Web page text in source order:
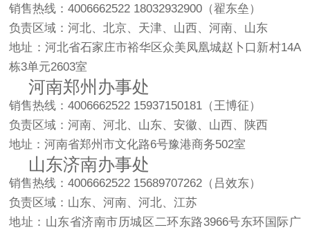
销售热线：4006662522 18032932900（翟东垒）
负责区域：河北、北京、天津、山西、河南、山东
地址：河北省石家庄市裕华区众美凤凰城赵卜口新村14A
栋3单元2603室
河南郑州办事处
销售热线：4006662522 15937150181（王博征）
负责区域：河南、河北、山东、安徽、山西、陕西
地址：河南省郑州市文化路6号豫港商务502室
山东济南办事处
销售热线：4006662522 15689707262（吕效东）
负责区域：山东、河南、河北、江苏
地址：山东省济南市历城区二环东路3966号东环国际广